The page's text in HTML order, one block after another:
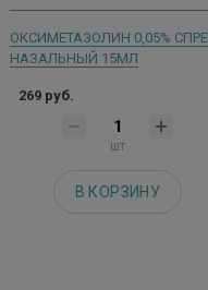
ОКСИМЕТАЗОЛИН 0,05%
НАЗАЛЬНЫЙ 15МЛ
269 руб.
шт
В КОРЗИНУ